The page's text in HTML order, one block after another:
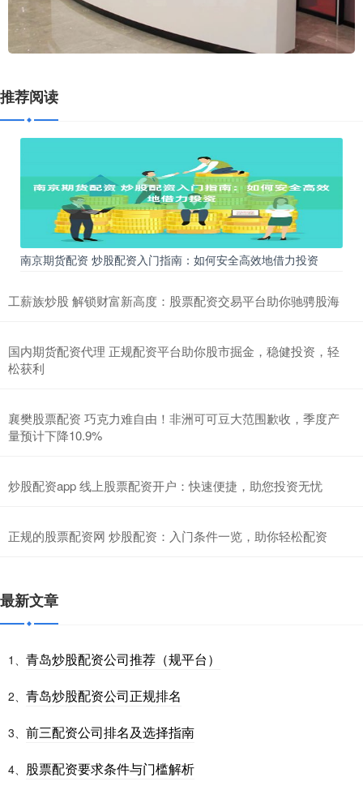
推荐阅读
南京期货配资 炒股配资入门指南：如何安全高效地借力投资
工薪族炒股 解锁财富新高度：股票配资交易平台助你驰骋股海
国内期货配资代理 正规配资平台助你股市掘金，稳健投资，轻
松获利
襄樊股票配资 巧克力难自由！非洲可可豆大范围歉收，季度产
量预计下降10.9%
炒股配资app 线上股票配资开户：快速便捷，助您投资无忧
正规的股票配资网 炒股配资：入门条件一览，助你轻松配资
最新文章
1、 青岛炒股配资公司推荐（规平台）
2、 青岛炒股配资公司正规排名
3、 前三配资公司排名及选择指南
4、 股票配资要求条件与门槛解析